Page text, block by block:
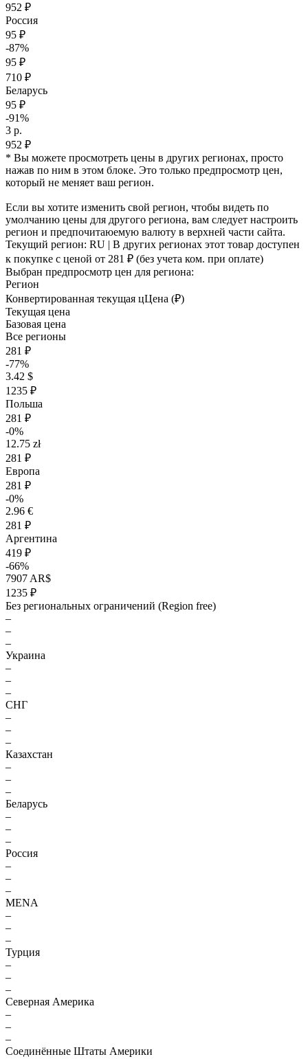
952 ₽
Россия
95 ₽
-87%
95 ₽
710 ₽
Беларусь
95 ₽
-91%
3 р.
952 ₽
* Вы можете просмотреть цены в других регионах, просто
нажав по ним в этом блоке. Это только предпросмотр цен,
который не меняет ваш регион.
Если вы хотите изменить свой регион, чтобы видеть по
умолчанию цены для другого региона, вам следует настроить
регион и предпочитаюемую валюту в верхней части сайта.
Текущий регион: RU | В других регионах этот товар доступен
к покупке с ценой от 281 ₽ (без учета ком. при оплате)
Выбран предпросмотр цен для региона:
Регион
Конвертированная текущая цЦена (₽)
Текущая цена
Базовая цена
Все регионы
281 ₽
-77%
3.42 $
1235 ₽
Польша
281 ₽
-0%
12.75 zł
281 ₽
Европа
281 ₽
-0%
2.96 €
281 ₽
Аргентина
419 ₽
-66%
7907 AR$
1235 ₽
Без региональных ограничений (Region free)
–
–
–
Украина
–
–
–
СНГ
–
–
–
Казахстан
–
–
–
Беларусь
–
–
–
Россия
–
–
–
MENA
–
–
–
Турция
–
–
–
Северная Америка
–
–
–
Соединённые Штаты Америки